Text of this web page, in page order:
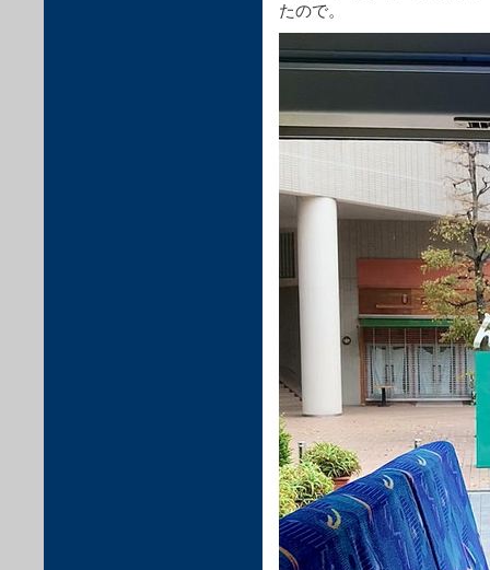
たので。